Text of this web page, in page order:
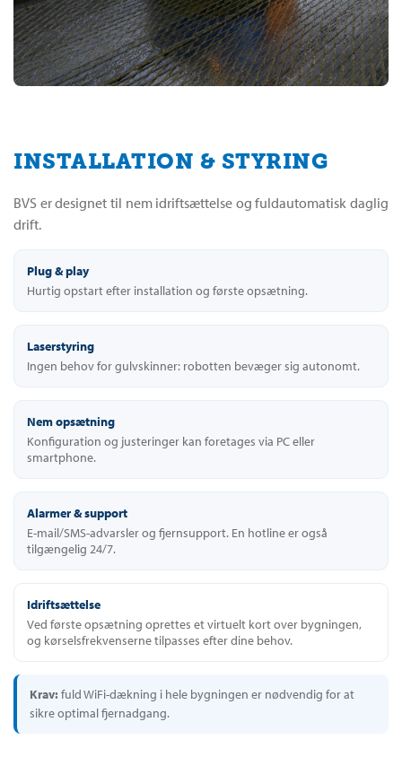
INSTALLATION & STYRING
BVS er designet til nem idriftsættelse og fuldautomatisk daglig
drift.
Plug & play
Hurtig opstart efter installation og første opsætning.
Laserstyring
Ingen behov for gulvskinner: robotten bevæger sig autonomt.
Nem opsætning
Konfiguration og justeringer kan foretages via PC eller
smartphone.
Alarmer & support
E-mail/SMS-advarsler og fjernsupport. En hotline er også
tilgængelig 24/7.
Idriftsættelse
Ved første opsætning oprettes et virtuelt kort over bygningen,
og kørselsfrekvenserne tilpasses efter dine behov.
Krav: fuld WiFi-dækning i hele bygningen er nødvendig for at
sikre optimal fjernadgang.